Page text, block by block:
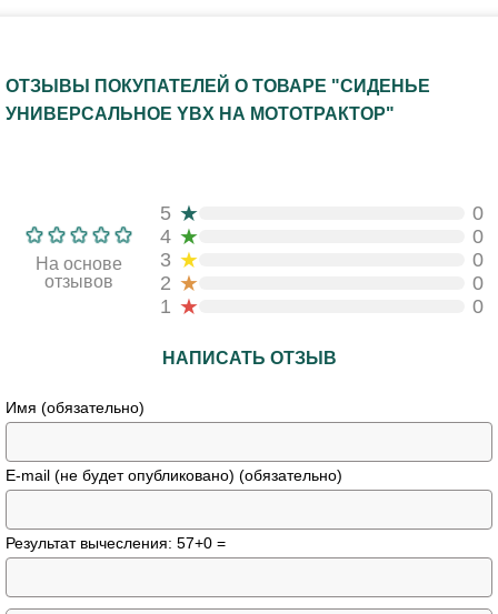
ОТЗЫВЫ ПОКУПАТЕЛЕЙ О ТОВАРЕ "СИДЕНЬЕ
УНИВЕРСАЛЬНОЕ YBX НА МОТОТРАКТОР"
На основе
отзывов
5 ★
0
4 ★
0
3 ★
0
2 ★
0
1 ★ 0
НАПИСАТЬ ОТЗЫВ
Имя (обязательно)
E-mail (не будет опубликовано) (обязательно)
Результат вычесления: 57+0 =